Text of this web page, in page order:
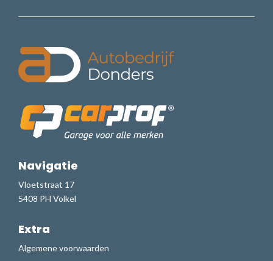
Navigatie
Vloetstraat 17
5408 PH Volkel
Extra
Algemene voorwaarden